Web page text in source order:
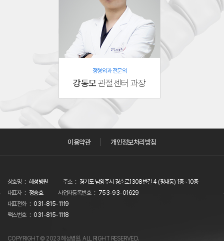
정형외과 전문의
강동모관절센터 과장
이용약관 개인정보처리방침
상호명 혜성병원 주소
경기도 남양주시 경춘로1308번길 4 (평내동) 1층~10층
대표자
정승효 사업자등록번호
753-93-01629
대표전화
031-815-1119
팩스번호
031-815-1118
COPYRIGHT © 2023 혜성병원. ALL RIGHT RESERVED.